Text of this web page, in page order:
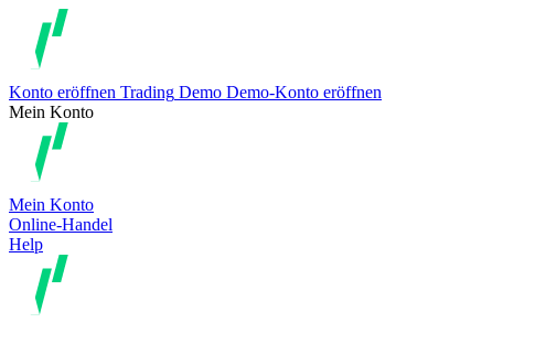
Konto eröffnen Trading Demo Demo-Konto eröffnen
Mein Konto
Mein Konto
Online-Handel
Help